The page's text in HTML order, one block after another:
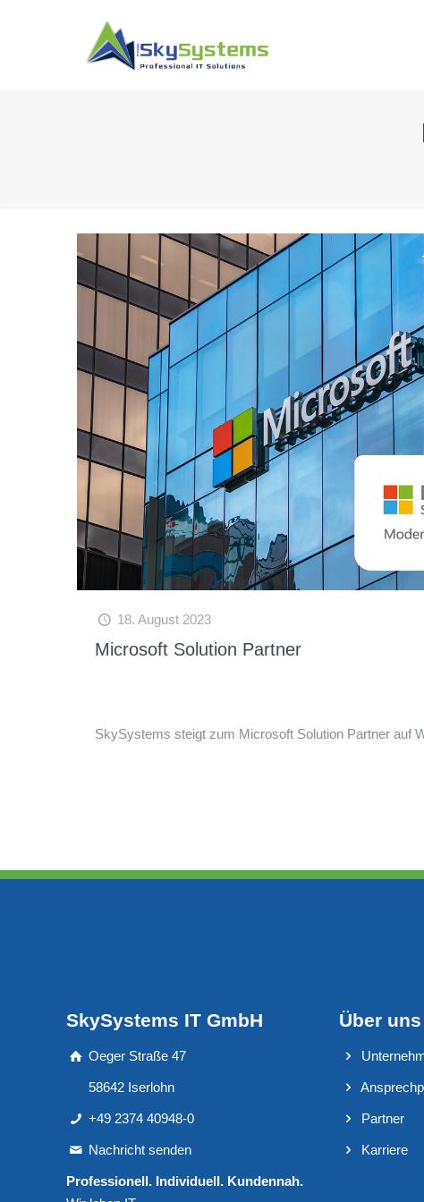
18. August 2023
Microsoft Solution Partner
SkySystems steigt zum Microsoft Solution Partner auf
SkySystems IT GmbH
Oeger Straße 47
58642 Iserlohn
+49 2374 40948-0
Nachricht senden
Professionell. Individuell. Kundennah.
Über uns
Partner
Karriere